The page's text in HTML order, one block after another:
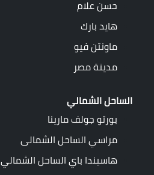
حسن علام
هايد بارك
ماونتن فيو
مدينة مصر
الساحل الشمالي
بورتو جولف مارينا
مراسي الساحل الشمالى
هاسيندا باي الساحل الشمالي